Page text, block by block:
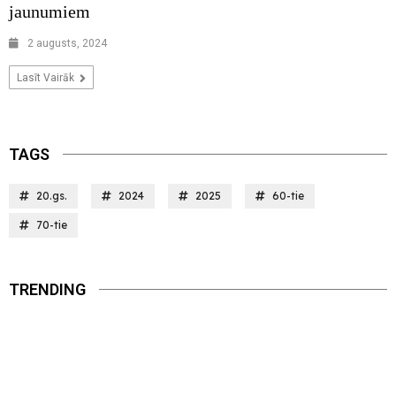
jaunumiem
2 augusts, 2024
Lasīt Vairāk
TAGS
20.gs. 2024 2025 60-tie
70-tie
TRENDING